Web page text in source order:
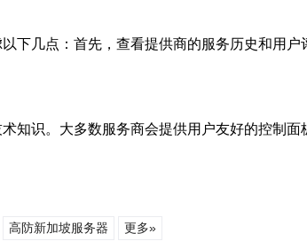
下几点：首先，查看提供商的服务历史和用
知识。大多数服务商会提供用户友好的控制
高防新加坡服务器 更多»